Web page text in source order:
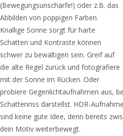
(Bewegungsunschärfe!) oder z.B. das
Abbilden von poppigen Farben.
Knallige Sonne sorgt für harte
Schatten und Kontraste können
schwer zu bewältigen sein. Greif auf
die alte Regel zurück und fotografiere
mit der Sonne im Rücken. Oder
probiere Gegenlichtaufnahmen aus,
Schattenriss darstellst. HDR-
sind keine gute Idee, denn bereits
dein Motiv weiterbewegt.